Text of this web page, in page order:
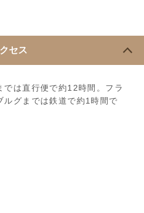
セス
では直行便で約12時間。フラ
ルグまでは鉄道で約1時間で